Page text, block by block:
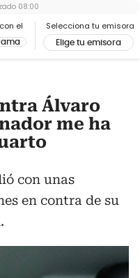
el Selecciona tu emisora
Elige tu emisora
08:00
Álvaro
me ha
con unas
en contra de su